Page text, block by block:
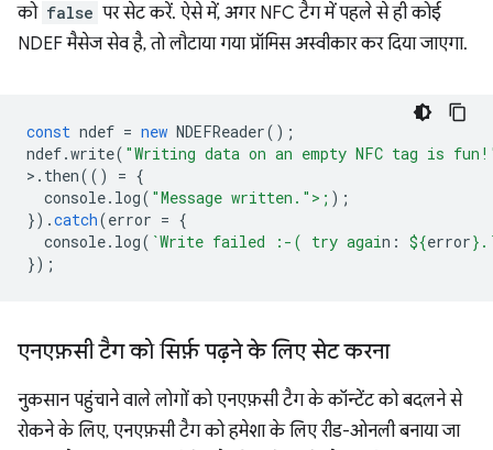
को false पर सेट करें. ऐसे में, अगर NFC टैग में पहले से ही कोई
NDEF मैसेज सेव है, तो लौटाया गया प्रॉमिस अस्वीकार कर दिया जाएगा.
const ndef = new NDEFReader();
ndef.write( "Writing data on an empty NFC tag is
> . then(() = {
console. log( "Message written.">; );
}).catch(error = {
console. log( `Write failed :-( try again: ${error}
});
एनएफ़सी टैग को सिर्फ़ पढ़ने के लिए सेट करना
नुकसान पहुंचाने वाले लोगों को एनएफ़सी टैग के कॉन्टेंट को बदलने से
रोकने के लिए, एनएफ़सी टैग को हमेशा के लिए रीड-ओनली बनाया जा